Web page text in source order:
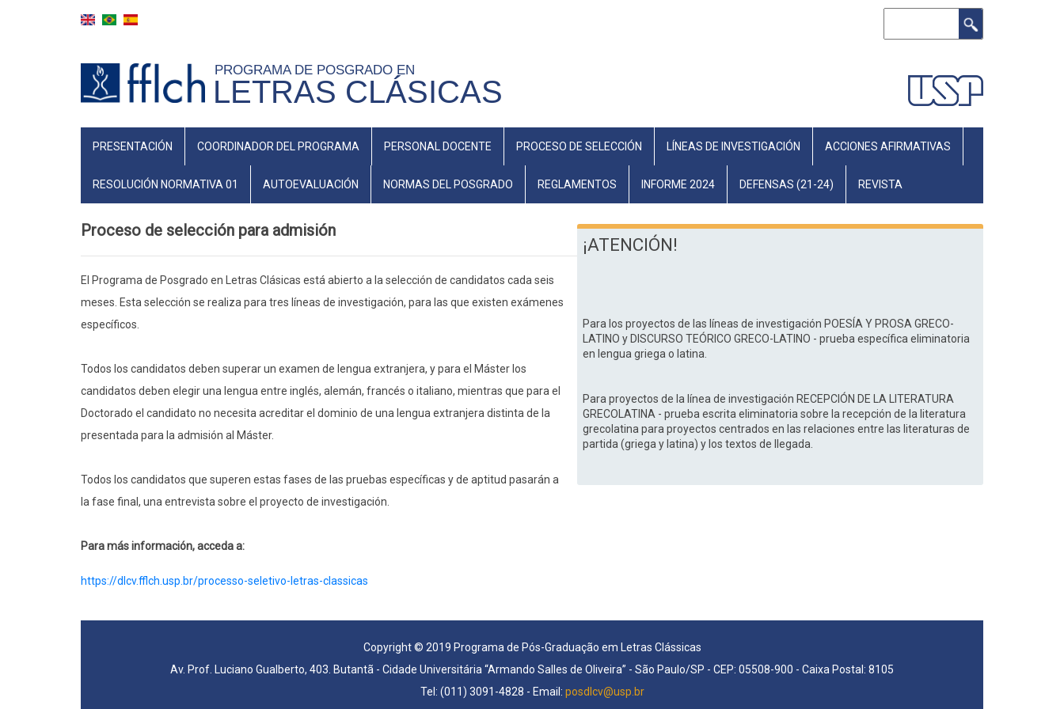
PROGRAMA DE POSGRADO EN
LETRAS CLÁSICAS
NAVEGAÇÃO
(ESPANHOL)
PRESENTACIÓN COORDINADOR DEL PROGRAMA PERSONAL DOCENTE PROCESO DE SELECCIÓN LÍNEAS DE INVESTIGACIÓN ACCIONES AFIRMATIVAS
RESOLUCIÓN NORMATIVA 01 AUTOEVALUACIÓN NORMAS DEL POSGRADO REGLAMENTOS INFORME 2024 DEFENSAS (21-24) REVISTA
¡ATENCIÓN!
Para los proyectos de las líneas de investigación POESÍA Y PROSA GRECO-
LATINO y DISCURSO TEÓRICO GRECO-LATINO - prueba específica eliminatoria
en lengua griega o latina.
Para proyectos de la línea de investigación RECEPCIÓN DE LA LITERATURA
GRECOLATINA - prueba escrita eliminatoria sobre la recepción de la literatura
grecolatina para proyectos centrados en las relaciones entre las literaturas de
partida (griega y latina) y los textos de llegada.
Proceso de selección para admisión
El Programa de Posgrado en Letras Clásicas está abierto a la selección de candidatos cada seis
meses. Esta selección se realiza para tres líneas de investigación, para las que existen exámenes
específicos.
Todos los candidatos deben superar un examen de lengua extranjera, y para el Máster los
candidatos deben elegir una lengua entre inglés, alemán, francés o italiano, mientras que para el
Doctorado el candidato no necesita acreditar el dominio de una lengua extranjera distinta de la
presentada para la admisión al Máster.
Todos los candidatos que superen estas fases de las pruebas específicas y de aptitud pasarán a
la fase final, una entrevista sobre el proyecto de investigación.
Para más información, acceda a:
https://dlcv.fflch.usp.br/processo-seletivo-letras-classicas
Copyright © 2019 Programa de Pós-Graduação em Letras Clássicas
Av. Prof. Luciano Gualberto, 403. Butantã - Cidade Universitária “Armando Salles de Oliveira” - São Paulo/SP - CEP: 05508-900 - Caixa Postal: 8105
Tel: (011) 3091-4828 - Email: posdlcv@usp.br